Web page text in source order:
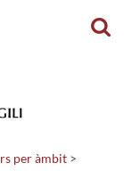
per àmbit >